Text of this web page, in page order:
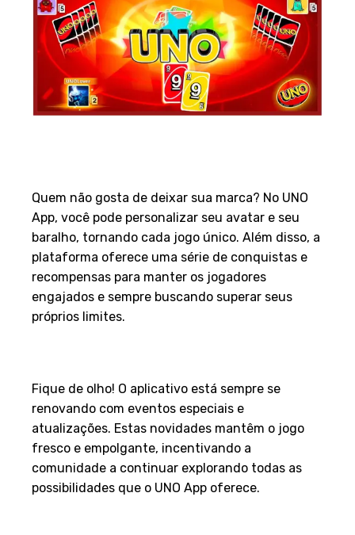
Quem não gosta de deixar sua marca? No UNO
App, você pode personalizar seu avatar e seu
baralho, tornando cada jogo único. Além disso, a
plataforma oferece uma série de conquistas e
recompensas para manter os jogadores
engajados e sempre buscando superar seus
próprios limites.
Fique de olho! O aplicativo está sempre se
renovando com eventos especiais e
atualizações. Estas novidades mantêm o jogo
fresco e empolgante, incentivando a
comunidade a continuar explorando todas as
possibilidades que o UNO App oferece.